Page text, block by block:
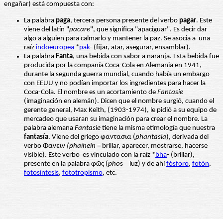
engañar) está compuesta con:
La palabra paga, tercera persona presente del verbo pagar. Este
viene del latín "pacare", que significa "apaciguar". Es decir dar
algo a alguien para calmarlo y mantener la paz. Se asocia a una
raíz indoeuropea *pak- (fijar, atar, asegurar, ensamblar).
La palabra Fanta, una bebida con sabor a naranja. Esta bebida fue
producida por la compañía Coca-Cola en Alemania en 1941,
durante la segunda guerra mundial, cuando había un embargo
con EEUU y no podían importar los ingredientes para hacer la
Coca-Cola. El nombre es un acortamiento de Fantasie
(imaginación en alemán). Dicen que el nombre surgió, cuando el
gerente general, Max Keith, (1903-1974), le pidió a su equipo de
mercadeo que usaran su imaginación para crear el nombre. La
palabra alemana Fantasie tiene la misma etimología que nuestra
fantasía. Viene del griego φαντασια (phantasia), derivada del
verbo Φανειν (phaínein = brillar, aparecer, mostrarse, hacerse
visible). Este verbo es vinculado con la raíz *bha- (brillar),
presente en la palabra φῶς (phos = luz) y de ahí fósforo, fotón,
fotosíntesis, fototropismo, etc.